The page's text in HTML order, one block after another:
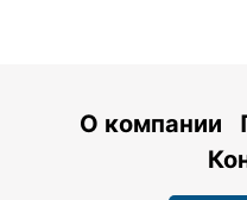
О компании